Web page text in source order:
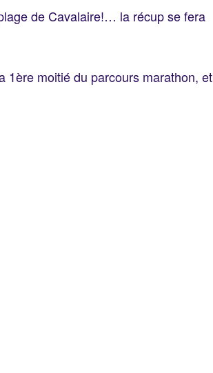
de Cavalaire!… la récup se fera
1ère moitié du parcours marathon, et